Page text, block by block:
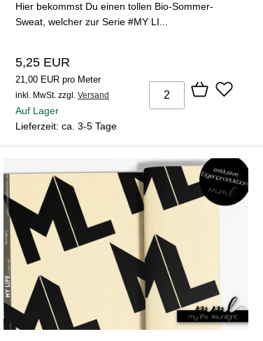
Hier bekommst Du einen tollen Bio-Sommer-
Sweat, welcher zur Serie #MY LI...
5,25 EUR
21,00 EUR pro Meter
inkl. MwSt. zzgl. Versand
Auf Lager
Lieferzeit: ca. 3-5 Tage